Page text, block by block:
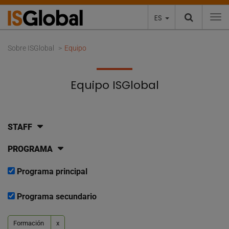
ES
Sobre ISGlobal Equipo
Equipo ISGlobal
STAFF
PROGRAMA
Programa principal
Programa secundario
Formación x